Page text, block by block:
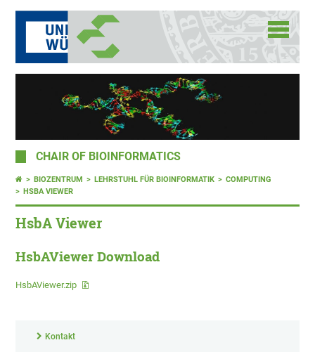
CHAIR OF BIOINFORMATICS
BIOZENTRUM LEHRSTUHL FÜR BIOINFORMATIK
COMPUTING
HSBA VIEWER
HsbA Viewer
HsbAViewer Download
HsbAViewer.zip
Kontakt